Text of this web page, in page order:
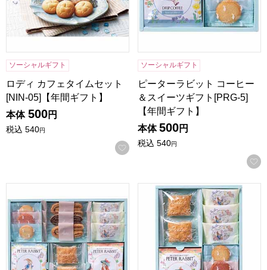
ソーシャルギフト
ロディ カフェタイムセット
[NIN-05]【年間ギフト】
本体 500円
税込 540円
お気に入りに登録する
ソーシャルギフト
ピーターラビット コーヒー
＆スイーツギフト[PRG-5]
【年間ギフト】
本体 500円
税込 540円
ピーターラビット コーヒー＆スイーツギフト[PRG-15]【年
ピーターラビット コーヒー